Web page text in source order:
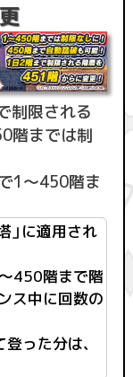
制限される
階までは制
1〜450階ま
」に適用され
450階まで階
ス中に回数の
った分は、